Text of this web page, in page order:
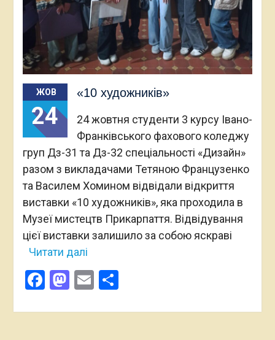
ЖОВ
24
«10 художників»
24 жовтня студенти 3 курсу Івано-
Франківського фахового коледжу
груп Дз-31 та Дз-32 спеціальності «Дизайн»
разом з викладачами Тетяною Французенко
та Василем Хомином відвідали відкриття
виставки «10 художників», яка проходила в
Музеї мистецтв Прикарпаття. Відвідування
цієї виставки залишило за собою яскраві
Читати далі
Facebook
Mastodon
EmailПоділитися